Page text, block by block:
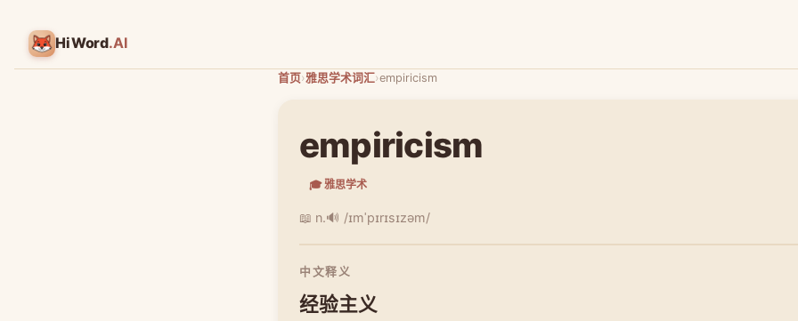
HiWord.AI
首页›雅思学术词汇›empiricism
empiricism
🎓 雅思学术
📖 n.🔊 /ɪmˈpɪrɪsɪzəm/
中文释义
经验主义